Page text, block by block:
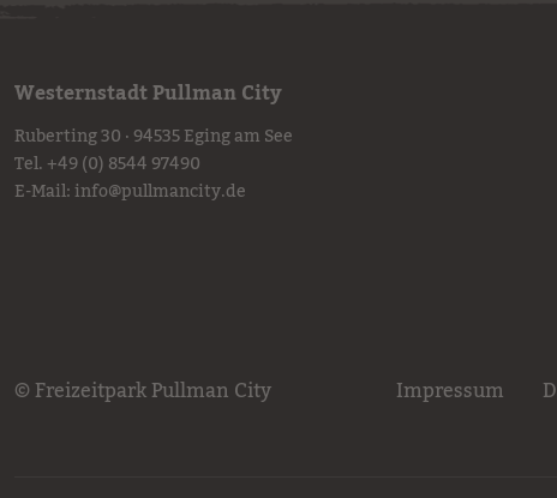
Westernstadt Pullman City
Ruberting 30 · 94535 Eging am See
Tel.+49 (0) 8544 97490
E-Mail:info@pullmancity.de
Impressum
© Freizeitpark Pullman City